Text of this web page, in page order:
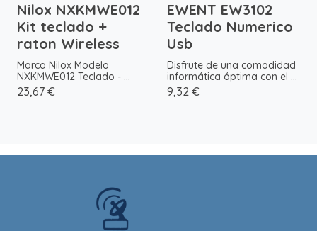
Nilox NXKMWE012
Kit teclado +
raton Wireless
Marca Nilox Modelo
NXKMWE012 Teclado - ...
23,67 €
EWENT EW3102
Teclado Numerico
Usb
Disfrute de una comodidad
informática óptima con el ...
9,32 €